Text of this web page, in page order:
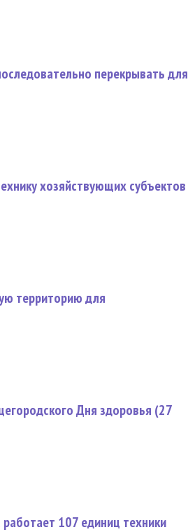
перекрывать для
хозяйствующих субъектов
территорию для
Дня здоровья (27
работает 107 единиц техники